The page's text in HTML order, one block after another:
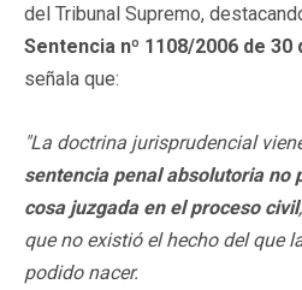
del Tribunal Supremo,
Sentencia nº 1108/2006 de
señala que:
"La doctrina jurisprudencial
sentencia penal absolutoria no
cosa juzgada en el proceso civil
que no existió el hecho del que
podido nacer.